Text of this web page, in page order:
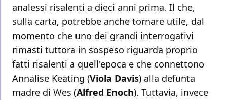
analessi risalenti a dieci anni prima. Il che,
sulla carta, potrebbe anche tornare utile, dal
momento che uno dei grandi interrogativi
rimasti tuttora in sospeso riguarda proprio
fatti risalenti a quell'epoca e che connettono
Annalise Keating (Viola Davis) alla defunta
madre di Wes (Alfred Enoch). Tuttavia, invece